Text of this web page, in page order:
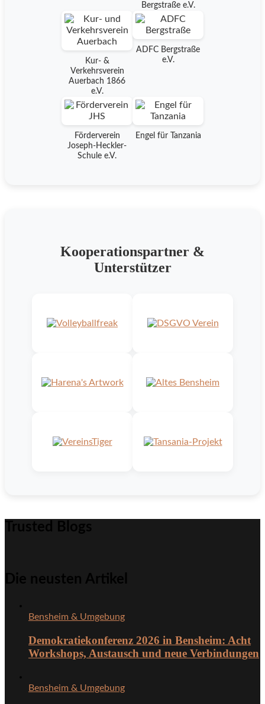
Bergstraße e.V.
Kur- &
Verkehrsverein
Auerbach 1866
e.V.
ADFC Bergstraße
e.V.
Förderverein
Joseph-Heckler-
Schule e.V.
Engel für Tanzania
Kooperationspartner &
Unterstützer
Trusted Blogs
Die neusten Artikel
Bensheim & Umgebung
Demokratiekonferenz 2026 in Bensheim: Acht
Workshops, Austausch und neue Verbindungen
Bensheim & Umgebung